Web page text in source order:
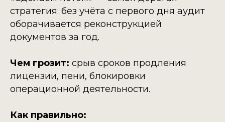
стратегия: без учёта с первого дня аудит
оборачивается реконструкцией
документов за год.
Чем грозит: срыв сроков продления
лицензии, пени, блокировки
операционной деятельности.
Как правильно: